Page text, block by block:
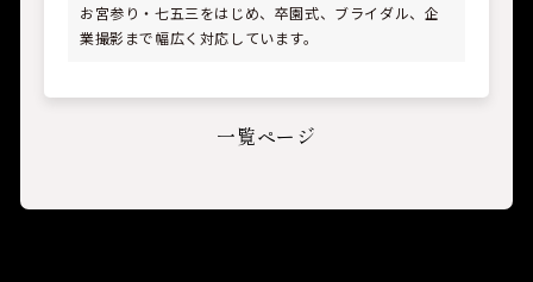
お宮参り・七五三をはじめ、卒園式、ブライダル、企
業撮影まで幅広く対応しています。
一覧ページ